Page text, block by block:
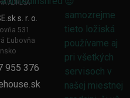
ADRESA
s. r. o.
531
Ľubovňa
955 376